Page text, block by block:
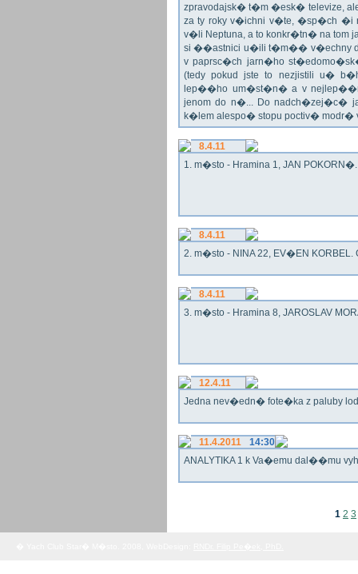
zpravodajsk� t�m �esk� televize,
za ty roky v�ichni v�te, �sp�ch
v�li Neptuna, a to konkr�tn� na tom
si ��astnici u�ili t�m�� v�echny
v paprsc�ch jarn�ho
(tedy pokud jste to nezjistili u�
lep��ho um�st�n� a v
jenom do n�... Do nadch�zej�c�
k�lem alespo� stopu poctiv�
8.4.11
1. m�sto - Hramina 1, JAN
8.4.11
2. m�sto - NINA 22, EV�EN KORBEL.
8.4.11
3. m�sto - Hramina 8, JAROSLAV
12.4.11
Jedna nev�edn� fote�ka z paluby
11.4.2011
14:30
ANALYTIKA 1 k Va�emu dal��mu
1 2 3